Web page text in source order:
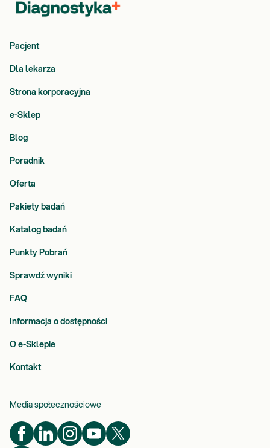
Pacjent
Dla lekarza
Strona korporacyjna
e-Sklep
Blog
Poradnik
Oferta
Pakiety badań
Katalog badań
Punkty Pobrań
Sprawdź wyniki
FAQ
Informacja o dostępności
O e-Sklepie
Kontakt
Media społecznościowe